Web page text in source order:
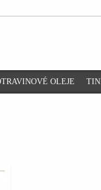
OLEJE